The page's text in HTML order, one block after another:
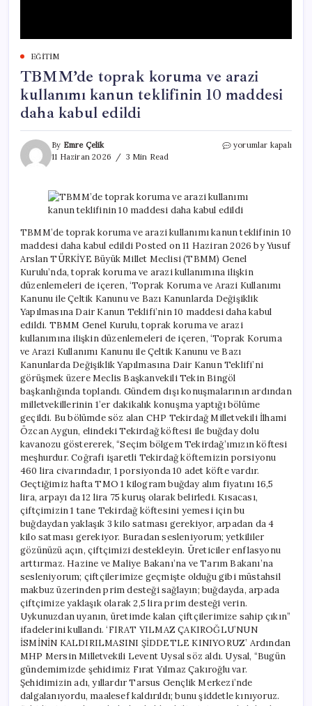
EĞITIM
TBMM’de toprak koruma ve arazi
kullanımı kanun teklifinin 10 maddesi
daha kabul edildi
By Emre Çelik
11 Haziran 2026
3 Min Read
TBMM’de
kanun
teklifinin
maddesi
daha
kabul
edildi
için
yorumlar kapalı
TBMM’de toprak koruma ve arazi kullanımı kanun teklifinin 10
maddesi daha kabul edildi Posted on 11 Haziran 2026 by Yusuf
Arslan TÜRKİYE Büyük Millet Meclisi (TBMM) Genel
Kurulu’nda, toprak koruma ve arazi kullanımına ilişkin
düzenlemeleri de içeren, ‘Toprak Koruma ve Arazi Kullanımı
Kanunu ile Çeltik Kanunu ve Bazı Kanunlarda Değişiklik
Yapılmasına Dair Kanun Teklifi’nin 10 maddesi daha kabul
edildi. TBMM Genel Kurulu, toprak koruma ve arazi
kullanımına ilişkin düzenlemeleri de içeren, ‘Toprak Koruma
ve Arazi Kullanımı Kanunu ile Çeltik Kanunu ve Bazı
Kanunlarda Değişiklik Yapılmasına Dair Kanun Teklifi’ni
görüşmek üzere Meclis Başkanvekili Tekin Bingöl
başkanlığında toplandı. Gündem dışı konuşmalarının ardından
milletvekillerinin 1’er dakikalık konuşma yaptığı bölüme
geçildi. Bu bölümde söz alan CHP Tekirdağ Milletvekili İlhami
Özcan Aygun, elindeki Tekirdağ köftesi ile buğday dolu
kavanozu göstererek, “Seçim bölgem Tekirdağ’ımızın köftesi
meşhurdur. Coğrafi işaretli Tekirdağ köftemizin porsiyonu
460 lira civarındadır, 1 porsiyonda 10 adet köfte vardır.
Geçtiğimiz hafta TMO 1 kilogram buğday alım fiyatını 16,5
lira, arpayı da 12 lira 75 kuruş olarak belirledi. Kısacası,
çiftçimizin 1 tane Tekirdağ köftesini yemesi için bu
buğdaydan yaklaşık 3 kilo satması gerekiyor, arpadan da 4
kilo satması gerekiyor. Buradan sesleniyorum; yetkililer
gözünüzü açın, çiftçimizi destekleyin. Üreticiler enflasyonu
arttırmaz. Hazine ve Maliye Bakanı’na ve Tarım Bakanı’na
sesleniyorum; çiftçilerimize geçmişte olduğu gibi müstahsil
makbuz üzerinden prim desteği sağlayın; buğdayda, arpada
çiftçimize yaklaşık olarak 2,5 lira prim desteği verin.
Uykunuzdan uyanın, üretimde kalan çiftçilerimize sahip çıkın”
ifadelerini kullandı. ‘FIRAT YILMAZ ÇAKIROĞLU’NUN
İSMİNİN KALDIRILMASINI ŞİDDETLE KINIYORUZ’ Ardından
MHP Mersin Milletvekili Levent Uysal söz aldı. Uysal, “Bugün
gündemimizde şehidimiz Fırat Yılmaz Çakıroğlu var.
Şehidimizin adı, yıllardır Tarsus Gençlik Merkezi’nde
dalgalanıyordu, maalesef kaldırıldı; bunu şiddetle kınıyoruz.